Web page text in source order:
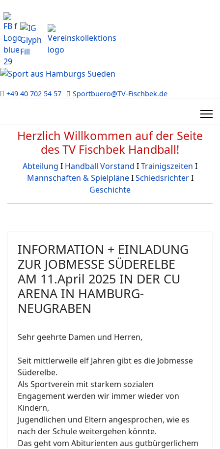
+49 40 702 54 57 Sportbuero@TV-Fischbek.de
Herzlich Willkommen auf der Seite
des TV Fischbek Handball!
Abteilung Ι Handball Vorstand ΙTrainigszeiten Ι
Mannschaften & Spielpläne ΙSchiedsrichter Ι
Geschichte
INFORMATION + EINLADUNG
ZUR JOBMESSE SÜDERELBE
AM 11.April 2025 IN DER CU
ARENA IN HAMBURG-
NEUGRABEN
Sehr geehrte Damen und Herren,
Seit mittlerweile elf Jahren gibt es die Jobmesse
Süderelbe.
Als Sportverein mit starkem sozialen
Engagement werden wir immer wieder von
Kindern,
Jugendlichen und Eltern angesprochen, wie es
nach der Schule weitergehen könnte.
Das geht vom Abiturienten aus gutbürgerlichem